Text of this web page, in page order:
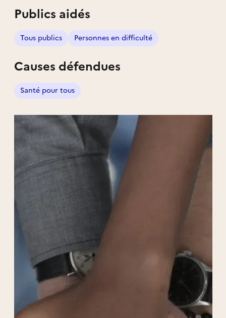
d'origine, d'ethnie, de genre ou de religion,
en sachant que c'est dès les situations
d'urgence que s'opère l'inclusion de toutes
l'unique famille humaine ; celle-ci se
développe par la recherche de la justice et
de la paix, dans l'amour du prochain et le
respect des légitimes diversités ; pour
accueillir, protéger, promouvoir et intégrer
les personnes, particulièrement celles des
périphéries géographiques et existentielles
partout dans le monde, l'association met au
c?ur de son action la formation,
l'accompagnement et la rencontre ; la
défense du droit d'asile et du vivre-
ensemble, ainsi que la lutte contre la misère
et toute forme de marginalisation sont ses
priorités.
Publics aidés
Tous publics Personnes en difficulté
Causes défendues
Santé pour tous